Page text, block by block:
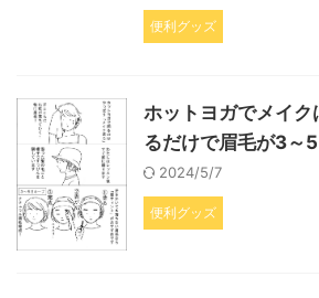
便利グッズ
ホットヨガでメイク
るだけで眉毛が3～
2024/5/7
便利グッズ